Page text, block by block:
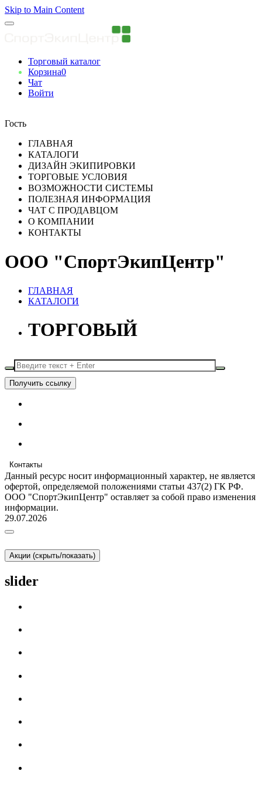
Skip to Main Content
Торговый каталог
Корзина0
Чат
Войти
Гость
ГЛАВНАЯ
КАТАЛОГИ
ДИЗАЙН ЭКИПИРОВКИ
ТОРГОВЫЕ УСЛОВИЯ
ВОЗМОЖНОСТИ СИСТЕМЫ
ПОЛЕЗНАЯ ИНФОРМАЦИЯ
ЧАТ С ПРОДАВЦОМ
О КОМПАНИИ
КОНТАКТЫ
ООО "СпортЭкипЦентр"
ГЛАВНАЯ
КАТАЛОГИ
ТОРГОВЫЙ
Получить ссылку
Контакты
Данный ресурс носит информационный характер, не является
офертой, определяемой положениями статьи 437(2) ГК РФ.
ООО "СпортЭкипЦентр" оставляет за собой право изменения
информации.
29.07.2026
Акции (скрыть/показать)
slider